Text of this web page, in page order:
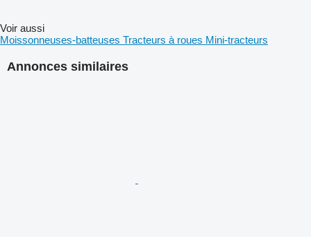
Annonces similaires
Voir aussi
Moissonneuses-batteuses Tracteurs à roues Mini-tracteurs